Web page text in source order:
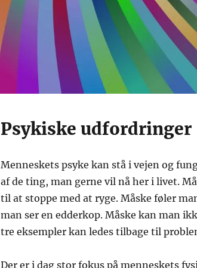
Psykiske udfordringer
Menneskets psyke kan stå i vejen og
af de ting, man gerne vil nå her i livet.
til at stoppe med at ryge. Måske føler
man ser en edderkop. Måske kan man
tre eksempler kan ledes tilbage til
Der er i dag stor fokus på menneskets